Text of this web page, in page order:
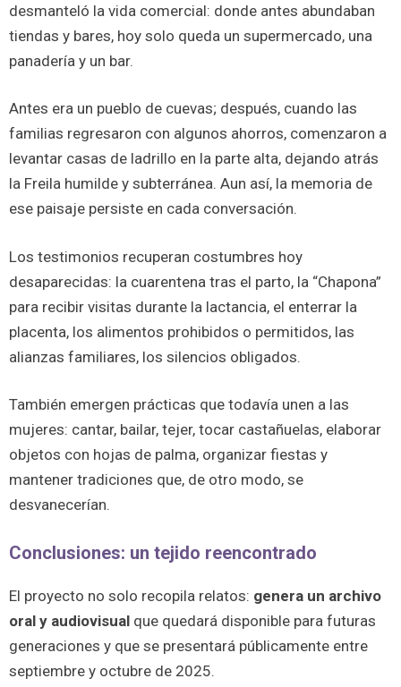
desmanteló la vida comercial: donde antes abundaban
tiendas y bares, hoy solo queda un supermercado, una
panadería y un bar.
Antes era un pueblo de cuevas; después, cuando las
familias regresaron con algunos ahorros, comenzaron a
levantar casas de ladrillo en la parte alta, dejando atrás
la Freila humilde y subterránea. Aun así, la memoria de
ese paisaje persiste en cada conversación.
Los testimonios recuperan costumbres hoy
desaparecidas: la cuarentena tras el parto, la “Chapona”
para recibir visitas durante la lactancia, el enterrar la
placenta, los alimentos prohibidos o permitidos, las
alianzas familiares, los silencios obligados.
También emergen prácticas que todavía unen a las
mujeres: cantar, bailar, tejer, tocar castañuelas, elaborar
objetos con hojas de palma, organizar fiestas y
mantener tradiciones que, de otro modo, se
desvanecerían.
Conclusiones: un tejido reencontrado
El proyecto no solo recopila relatos: genera un archivo
oral y audiovisual que quedará disponible para futuras
generaciones y que se presentará públicamente entre
septiembre y octubre de 2025.